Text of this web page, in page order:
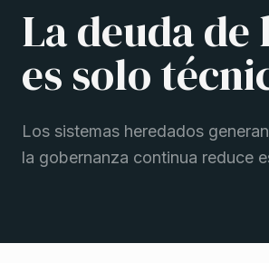
La deuda
es solo
Los sistemas heredados
la gobernanza continua reduce